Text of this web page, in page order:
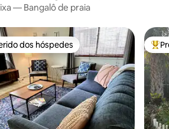
— Bangalô de praia
melhores preferidos dos hóspedes
dos hóspedes